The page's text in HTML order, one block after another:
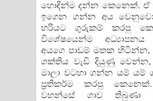
හොඳින්ම දන්න කෙනෙක්. ඒ
ඉගෙන ගන්න අය
හරියට ගුරුකම් කරපු
විශේෂයෙන්ම
අයගෙ පාඩම් මතක හිටින්න,
ශක්තිය වැඩි දියුණු වෙන්න,
මාලා වටහා ගන්න යම් යම්
ප්‍රතිකර්ම කරපු
වහන්සේ ගාව තිබුණා